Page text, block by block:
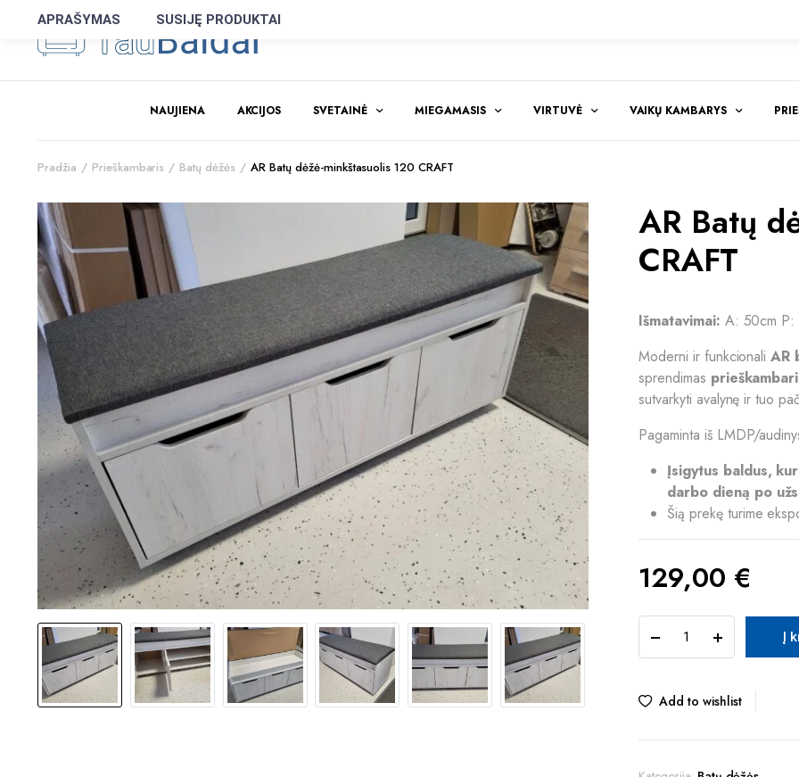
NAUJIENA AKCIJOS SVETAINĖ MIEGAMASIS VIRTUVĖ VAIKŲ KAMBARYS
Pradžia Prieškambaris Batų dėžės AR Batų dėžė-minkštasuolis 120 CRAFT
AR Batų
CRAFT
Išmatavimai: A: 50cm P:
Moderni ir funkcionaliAR
sprendimas
sutvarkyti avalynę ir tuo
Pagaminta iš LMDP/
Įsigytus baldus,
darbo dieną po
Šią prekę turime
129,00 €
Batų
dėžė-
120
quantity
Į
Add to wishlist
APRAŠYMAS SUSIJĘ PRODUKTAI